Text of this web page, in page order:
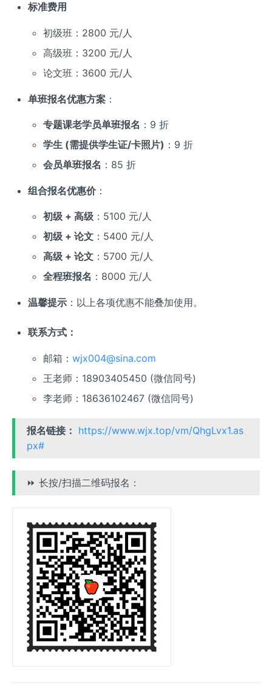
标准费用
初级班：2800 元/人
高级班：3200 元/人
论文班：3600 元/人
单班报名优惠方案：
专题课老学员单班报名 ：9 折
学生 (需提供学生证/卡照片) ：9 折
会员单班报名 ：85 折
组合报名优惠价：
初级 + 高级 ：5100 元/人
初级 + 论文 ：5400 元/人
高级 + 论文 ：5700 元/人
全程班报名 ：8000 元/人
温馨提示：以上各项优惠不能叠加使用。
联系方式：
邮箱：wjx004@sina.com
王老师：18903405450 (微信同号)
李老师：18636102467 (微信同号)
报名链接： https://www.wjx.top/vm/QhgLvx1.as
px#
⏩ 长按/扫描二维码报名：